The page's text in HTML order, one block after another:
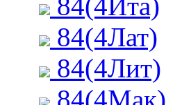
84(4Ита)
84(4Лат)
84(4Лит)